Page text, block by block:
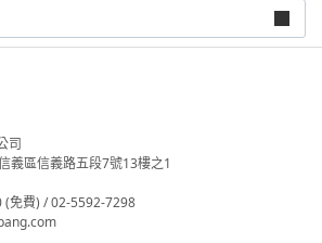
司
義區信義路五段7號13樓之1
(免費) / 02-5592-7298